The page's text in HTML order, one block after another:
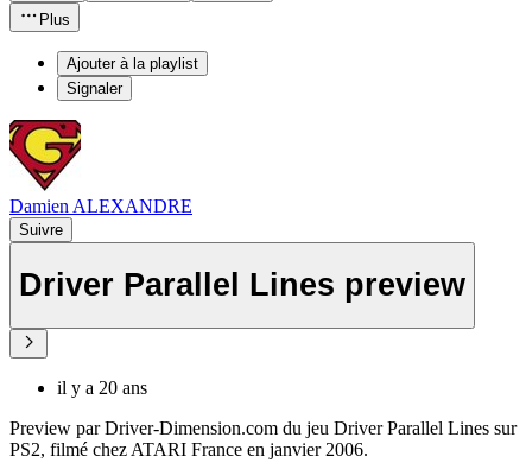
Plus
Ajouter à la playlist
Signaler
Damien ALEXANDRE
Suivre
Driver Parallel Lines preview
il y a 20 ans
Preview par Driver-Dimension.com du jeu Driver Parallel Lines sur
PS2, filmé chez ATARI France en janvier 2006.